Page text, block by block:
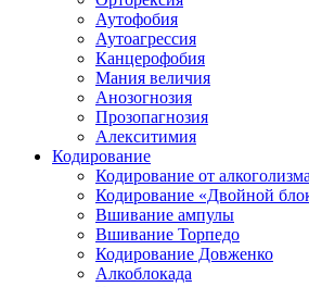
Аутофобия
Аутоагрессия
Канцерофобия
Мания величия
Анозогнозия
Прозопагнозия
Алекситимия
Кодирование
Кодирование от алкоголизма
Кодирование «Двойной
Вшивание ампулы
Вшивание Торпедо
Кодирование Довженко
Алкоблокада